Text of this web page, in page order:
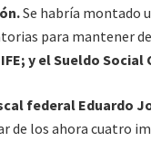
Se habría montado
para mantener
y el Sueldo
federal Eduardo
de los ahora cuatro